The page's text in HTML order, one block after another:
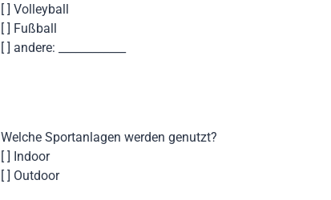
[ ] Volleyball
[ ] Fußball
[ ] andere: ____________
Welche Sportanlagen werden genutzt?
[ ] Indoor
[ ] Outdoor